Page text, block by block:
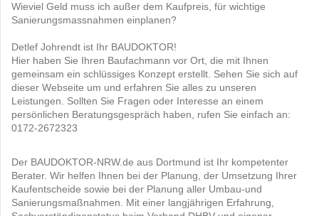
Wieviel Geld muss ich außer dem Kaufpreis, für wichtige
Sanierungsmassnahmen einplanen?
Detlef Johrendt ist Ihr BAUDOKTOR!
Hier haben Sie Ihren Baufachmann vor Ort, die mit Ihnen
gemeinsam ein schlüssiges Konzept erstellt. Sehen Sie sich auf
dieser Webseite um und erfahren Sie alles zu unseren
Leistungen. Sollten Sie Fragen oder Interesse an einem
persönlichen Beratungsgespräch haben, rufen Sie einfach an:
0172-2672323
Der BAUDOKTOR-NRW.de aus Dortmund ist Ihr kompetenter
Berater. Wir helfen Ihnen bei der Planung, der Umsetzung Ihrer
Kaufentscheide sowie bei der Planung aller Umbau-und
Sanierungsmaßnahmen. Mit einer langjährigen Erfahrung,